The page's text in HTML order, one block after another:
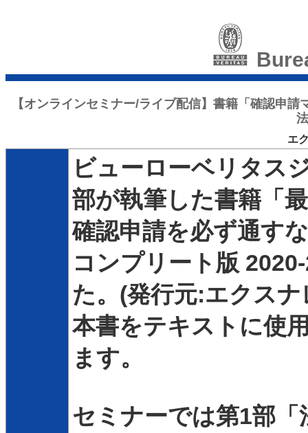
【オンラインセミナー/ライブ配信】書籍「確認申
エ
ビューローベリタス
部が執筆した書籍「
確認申請を必ず通す
コンプリート版
た。(発行元:エクス
本書をテキストに使
ます。
セミナーでは第1部